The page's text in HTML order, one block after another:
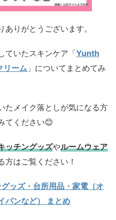
りがとうございます。
ていたスキンケア「Yunth
リーム 」についてまとめてみ
たメイク落としが気になる方
てください😊
ッチングッズやルームウェア
方はご覧ください！
ッズ・台所用品・家電（オ
パンなど） まとめ